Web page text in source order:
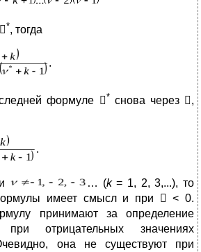
*, тогда
.
формуле * снова через ,
.
… (k= 1, 2, 3,...), то
имеет смысл и при  < 0.
принимают за определение
при отрицательных значениях
она не существуют при